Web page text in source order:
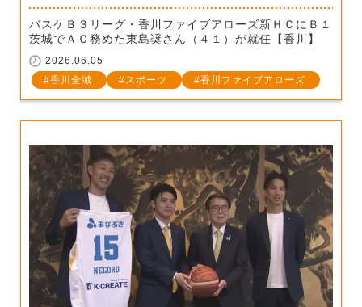
バスケＢ３リーグ・香川ファイブアローズ新ＨＣにＢ１
茨城でＡＣ務めた東島奨さん（４１）が就任【香川】
2026.06.05
香川全域
スポーツ 香川ファイブアローズ